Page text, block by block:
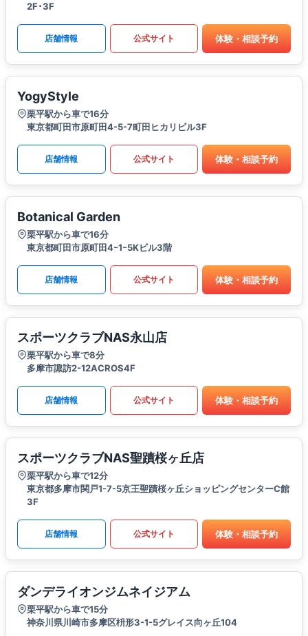
2F･3F
店舗情報 公式サイト 体験・相談予約
YogyStyle
栗平駅から車で16分
東京都町田市原町田4-5-7町田ヒカリビル3F
店舗情報 公式サイト 体験・相談予約
Botanical Garden
栗平駅から車で16分
東京都町田市原町田4ｰ1ｰ5Kビル3階
店舗情報 公式サイト 体験・相談予約
スポーツクラブNAS永山店
栗平駅から車で8分
多摩市諏訪2-12ACROS4F
店舗情報 公式サイト 体験・相談予約
スポーツクラブNAS聖蹟桜ヶ丘店
栗平駅から車で12分
東京都多摩市関戸1-7-5京王聖蹟桜ヶ丘ショッピングセンターC館
3F
店舗情報 公式サイト 体験・相談予約
ダンデライオンジムネイジアム
栗平駅から車で15分
神奈川県川崎市多摩区枡形3-1-5グレイス向ヶ丘104